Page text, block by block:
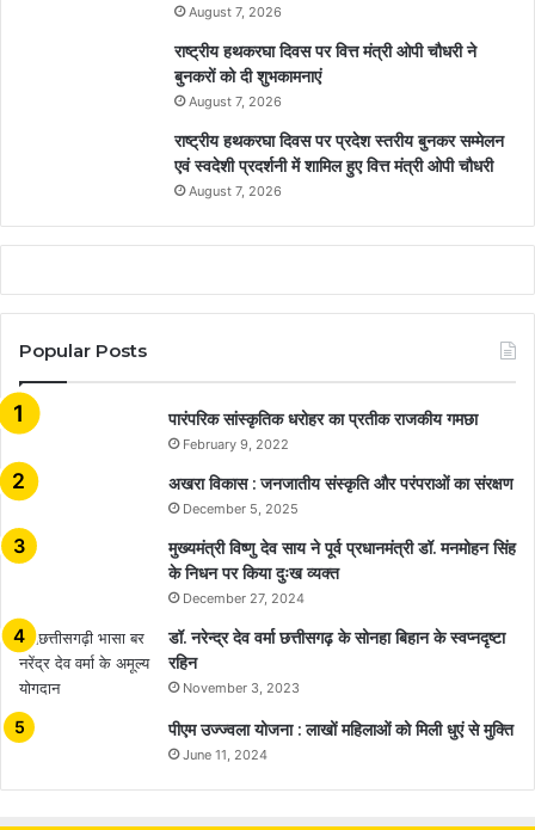
August 7, 2026
राष्ट्रीय हथकरघा दिवस पर वित्त मंत्री ओपी चौधरी ने
बुनकरों को दी शुभकामनाएं
August 7, 2026
राष्ट्रीय हथकरघा दिवस पर प्रदेश स्तरीय बुनकर सम्मेलन
एवं स्वदेशी प्रदर्शनी में शामिल हुए वित्त मंत्री ओपी चौधरी
August 7, 2026
Popular Posts
​​​​​​​पारंपरिक सांस्कृतिक धरोहर का प्रतीक राजकीय गमछा
February 9, 2022
अखरा विकास : जनजातीय संस्कृति और परंपराओं का संरक्षण
December 5, 2025
मुख्यमंत्री विष्णु देव साय ने पूर्व प्रधानमंत्री डॉ. मनमोहन सिंह
के निधन पर किया दुःख व्यक्त
December 27, 2024
डॉ. नरेन्द्र देव वर्मा छत्तीसगढ़ के सोनहा बिहान के स्वप्नदृष्टा
रहिन
November 3, 2023
पीएम उज्ज्वला योजना : लाखों महिलाओं को मिली धुएं से मुक्ति
June 11, 2024